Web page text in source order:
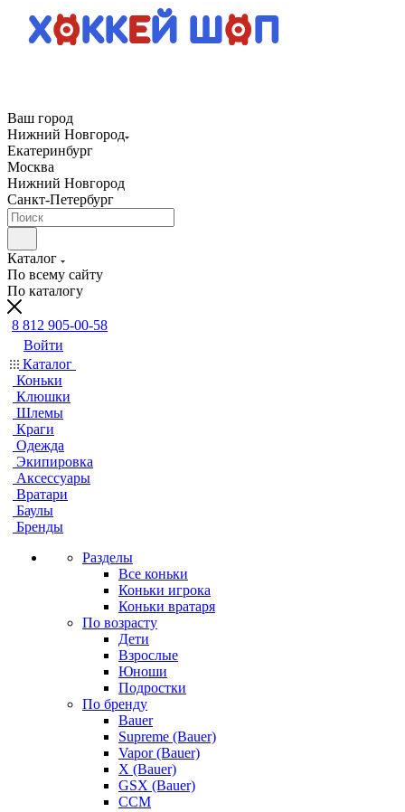
Ваш город
Нижний Новгород
Екатеринбург
Москва
Нижний Новгород
Санкт-Петербург
Каталог
По всему сайту
По каталогу
8 812 905-00-58
Войти
Каталог
Коньки
Клюшки
Шлемы
Краги
Одежда
Экипировка
Аксессуары
Вратари
Баулы
Бренды
Разделы
Все коньки
Коньки игрока
Коньки вратаря
По возрасту
Дети
Взрослые
Юноши
Подростки
По бренду
Bauer
Supreme (Bauer)
Vapor (Bauer)
X (Bauer)
GSX (Bauer)
CCM